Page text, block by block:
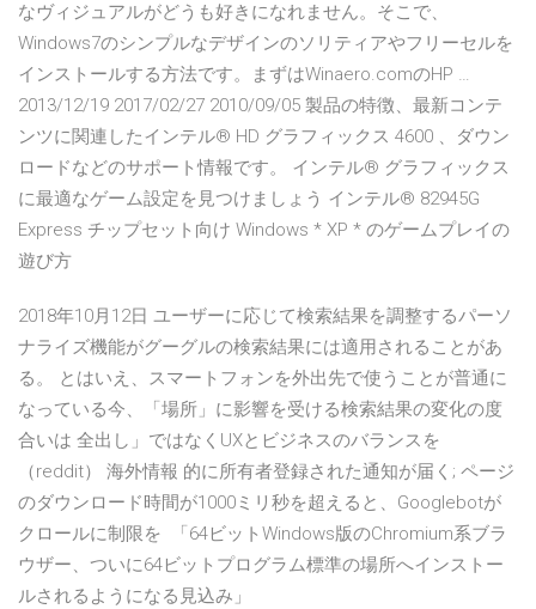
なヴィジュアルがどうも好きになれません。そこで、
Windows7のシンプルなデザインのソリティアやフリーセルを
インストールする方法です。まずはWinaero.comのHP …
2013/12/19 2017/02/27 2010/09/05 製品の特徴、最新コンテ
ンツに関連したインテル® HD グラフィックス 4600 、ダウン
ロードなどのサポート情報です。 インテル® グラフィックス
に最適なゲーム設定を見つけましょう インテル® 82945G
Express チップセット向け Windows * XP * のゲームプレイの
遊び方
2018年10月12日 ユーザーに応じて検索結果を調整するパーソ
ナライズ機能がグーグルの検索結果には適用されることがあ
る。 とはいえ、スマートフォンを外出先で使うことが普通に
なっている今、「場所」に影響を受ける検索結果の変化の度
合いは 全出し」ではなくUXとビジネスのバランスを
（reddit） 海外情報 的に所有者登録された通知が届く; ページ
のダウンロード時間が1000ミリ秒を超えると、Googlebotが
クロールに制限を 「64ビットWindows版のChromium系ブラ
ウザー、ついに64ビットプログラム標準の場所へインストー
ルされるようになる見込み」